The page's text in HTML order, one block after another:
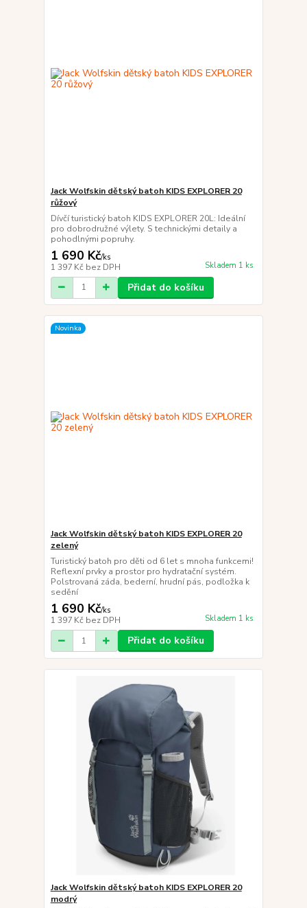
Jack Wolfskin dětský batoh KIDS EXPLORER 20
růžový
Dívčí turistický batoh KIDS EXPLORER 20L: Ideální
pro dobrodružné výlety. S technickými detaily a
pohodlnými popruhy.
1 690 Kč/ks
1 397 Kč bez DPH Skladem 1 ks
Přidat do košíku
Novinka
Jack Wolfskin dětský batoh KIDS EXPLORER 20
zelený
Turistický batoh pro děti od 6 let s mnoha funkcemi!
Reflexní prvky a prostor pro hydratační systém.
Polstrovaná záda, bederní, hrudní pás, podložka k
sedění
1 690 Kč/ks
1 397 Kč bez DPH Skladem 1 ks
Přidat do košíku
Jack Wolfskin dětský batoh KIDS EXPLORER 20
modrý